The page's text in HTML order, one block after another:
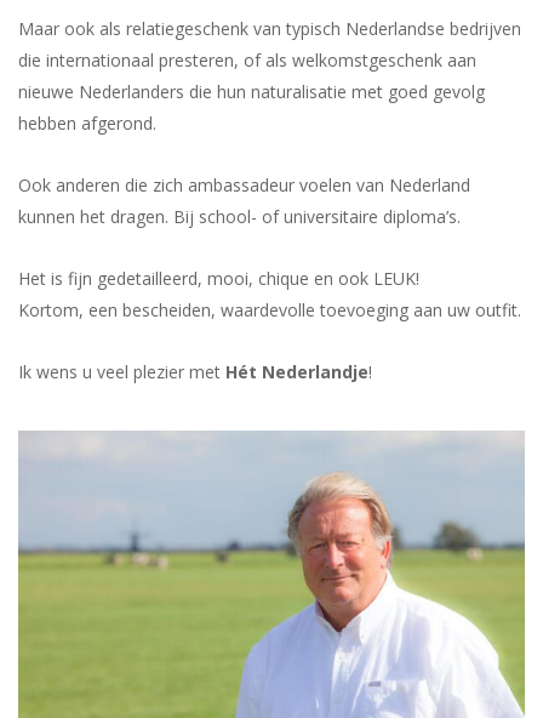
Maar ook als relatiegeschenk van typisch Nederlandse bedrijven
die internationaal presteren, of als welkomstgeschenk aan
nieuwe Nederlanders die hun naturalisatie met goed gevolg
hebben afgerond.
Ook anderen die zich ambassadeur voelen van Nederland
kunnen het dragen. Bij school- of universitaire diploma’s.
Het is fijn gedetailleerd, mooi, chique en ook LEUK!
Kortom, een bescheiden, waardevolle toevoeging aan uw outfit.
Ik wens u veel plezier met Hét Nederlandje!